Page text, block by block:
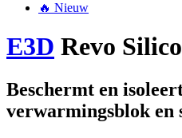
🔥 Nieuw
E3D Revo
Beschermt en
verwarmingsblok en